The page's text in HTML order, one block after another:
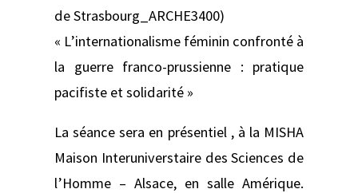
de Strasbourg_ARCHE3400)
« L’internationalisme féminin confronté à
la guerre franco-prussienne : pratique
pacifiste et solidarité »
La séance sera en présentiel , à la MISHA
Maison Interuniverstaire des Sciences de
l’Homme – Alsace, en salle Amérique.